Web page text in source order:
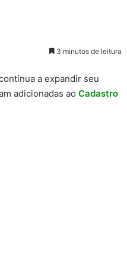
3 minutos de leitura
a expandir seu
adicionadas ao Cadastro